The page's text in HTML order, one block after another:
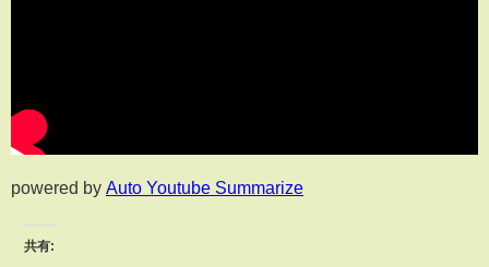
powered by Auto Youtube Summarize
共有: